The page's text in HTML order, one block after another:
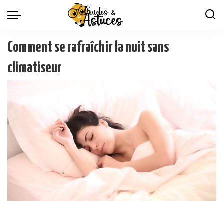
Comment se rafraîchir la nuit sans
climatiseur